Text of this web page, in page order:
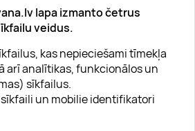
lapa izmanto četrus
veidus.
kas nepieciešami tīmekļa
arī analītikas, funkcionālos un
sīkfailus.
un mobilie identifikatori
ar privātuma politiku